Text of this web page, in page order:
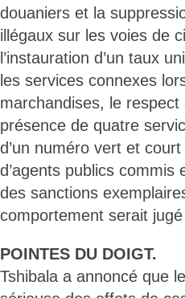
douaniers et la
illégaux sur les voies de
l’instauration d’un taux
les services connexes
marchandises, le respect
présence de quatre
d’un numéro vert et
d’agents publics
des sanctions
comportement serait
POINTES DU DOIGT.
Tshibala a annoncé que